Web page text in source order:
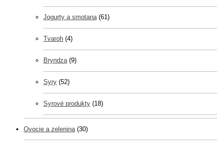
Jogurty a smotana (61)
Tvaroh (4)
Bryndza (9)
Syry (52)
Syrové produkty (18)
Ovocie a zelenina (30)